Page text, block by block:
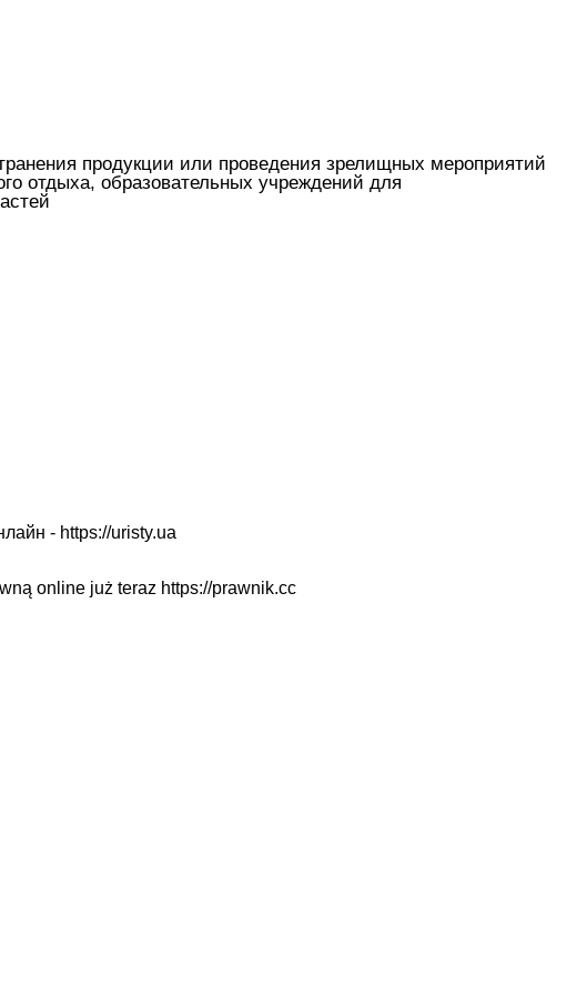
продукции или проведения зрелищных мероприятий
отдыха, образовательных учреждений для
- https://uristy.ua
online już teraz https://prawnik.cc